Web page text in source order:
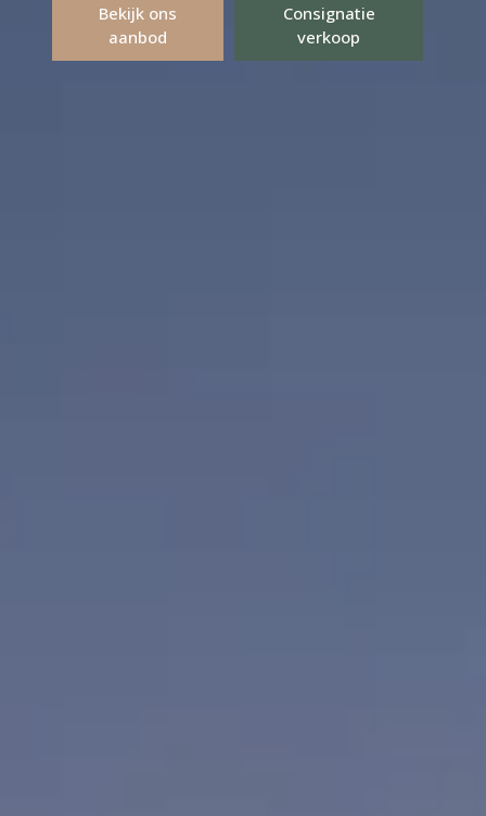
Bekijk ons
aanbod
Consignatie
verkoop